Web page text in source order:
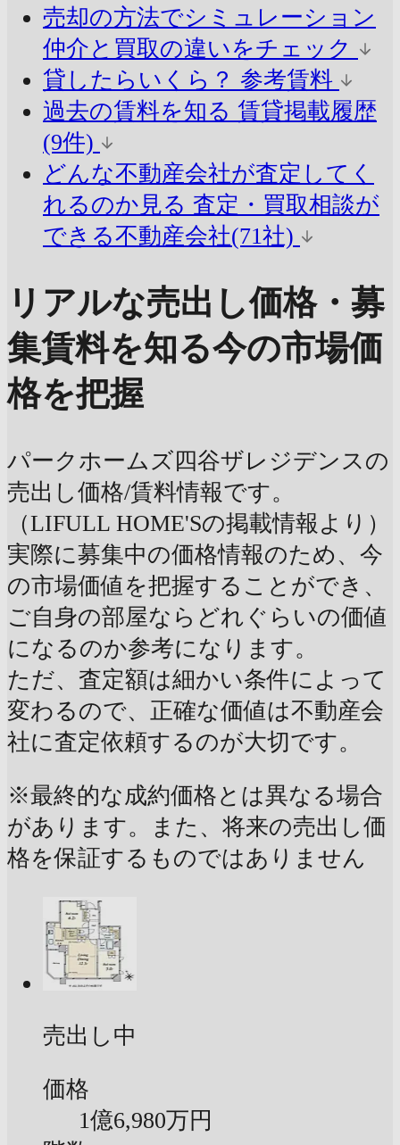
売却の方法でシミュレーション
仲介と買取の違いをチェック
貸したらいくら？ 参考賃料
過去の賃料を知る 賃貸掲載履歴
(9件)
どんな不動産会社が査定してく
れるのか見る 査定・買取相談が
できる不動産会社(71社)
リアルな売出し価格・募
集賃料を知る今の市場価
格を把握
パークホームズ四谷ザレジデンスの
売出し価格/賃料情報です。
（LIFULL HOME'Sの掲載情報より）
実際に募集中の価格情報のため、今
の市場価値を把握することができ、
ご自身の部屋ならどれぐらいの価値
になるのか参考になります。
ただ、査定額は細かい条件によって
変わるので、正確な価値は不動産会
社に査定依頼するのが大切です。
※最終的な成約価格とは異なる場合
があります。また、将来の売出し価
格を保証するものではありません
売出し中
価格
1億6,980万円